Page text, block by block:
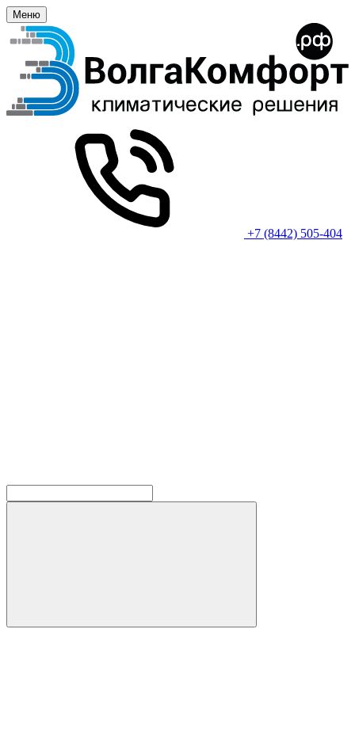
Меню
+7 (8442) 505-404